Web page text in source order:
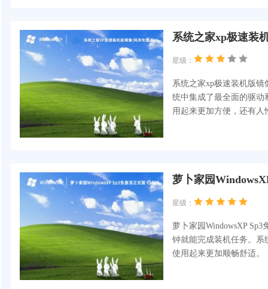
系统之家xp极速装
星级：
系统之家xp极速装机版
统中集成了最全面的驱动
用起来更加方便，还有
萝卜家园
星级：
萝卜家园WindowsXP
钟就能完成装机任务。系
使用起来更加顺畅舒适。